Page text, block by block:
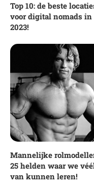
Top 10: de beste
voor digital nomads in
2023!
Mannelijke
25 helden waar we
van kunnen leren!